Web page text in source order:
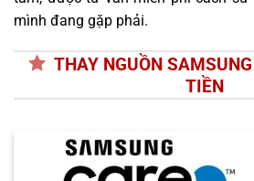
mình đang gặp phải.
THAY NGUỒN
TIỀN